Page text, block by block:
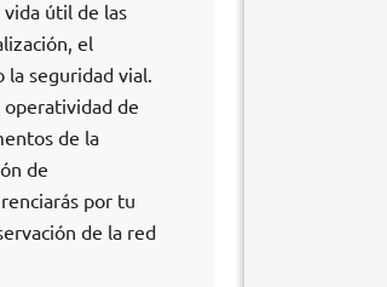
útil de las
el
la seguridad vial.
operatividad de
de la
de
por tu
de la red